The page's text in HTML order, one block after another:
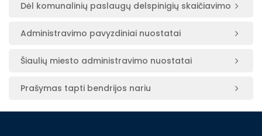
Dėl komunalinių paslaugų delspinigių skaičiavimo
Administravimo pavyzdiniai nuostatai
Šiaulių miesto administravimo nuostatai
Prašymas tapti bendrijos nariu